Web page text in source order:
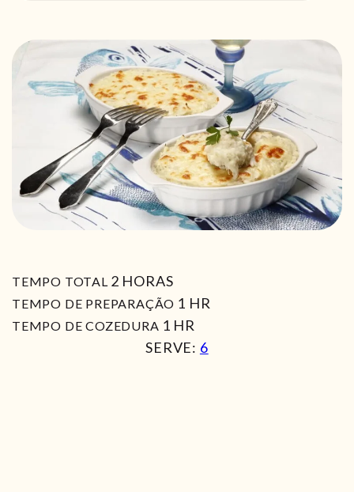
TEMPO TOTAL 2HORAS
HORAS
TEMPO DE PREPARAÇÃO 1 HORA
HR
TEMPO DE COZEDURA 1 HORA
HR
SERVE: 6